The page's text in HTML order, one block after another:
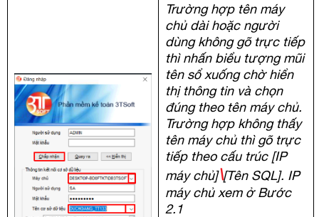
Trường hợp tên máy
chủ dài hoặc người
dùng không gõ trực tiếp
thì nhấn biểu tượng mũi
tên sổ xuống chờ hiển
thị thông tin và chọn
đúng theo tên máy chủ.
Trường hợp không thấy
tên máy chủ thì gõ trực
tiếp theo cấu trúc [IP
máy chủ]\[Tên SQL]. IP
máy chủ xem ở Bước
2.1